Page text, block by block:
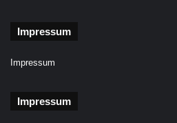
Impressum
Impressum
Impressum